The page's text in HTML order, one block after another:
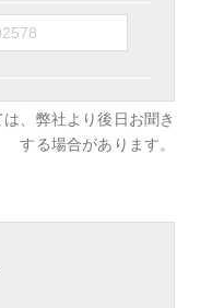
、弊社より後日お聞き
する場合があります。